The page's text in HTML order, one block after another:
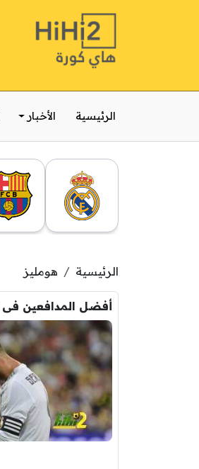
الرئيسية الأخبار
الرئيسية هومليز
أفضل المدافعين فى